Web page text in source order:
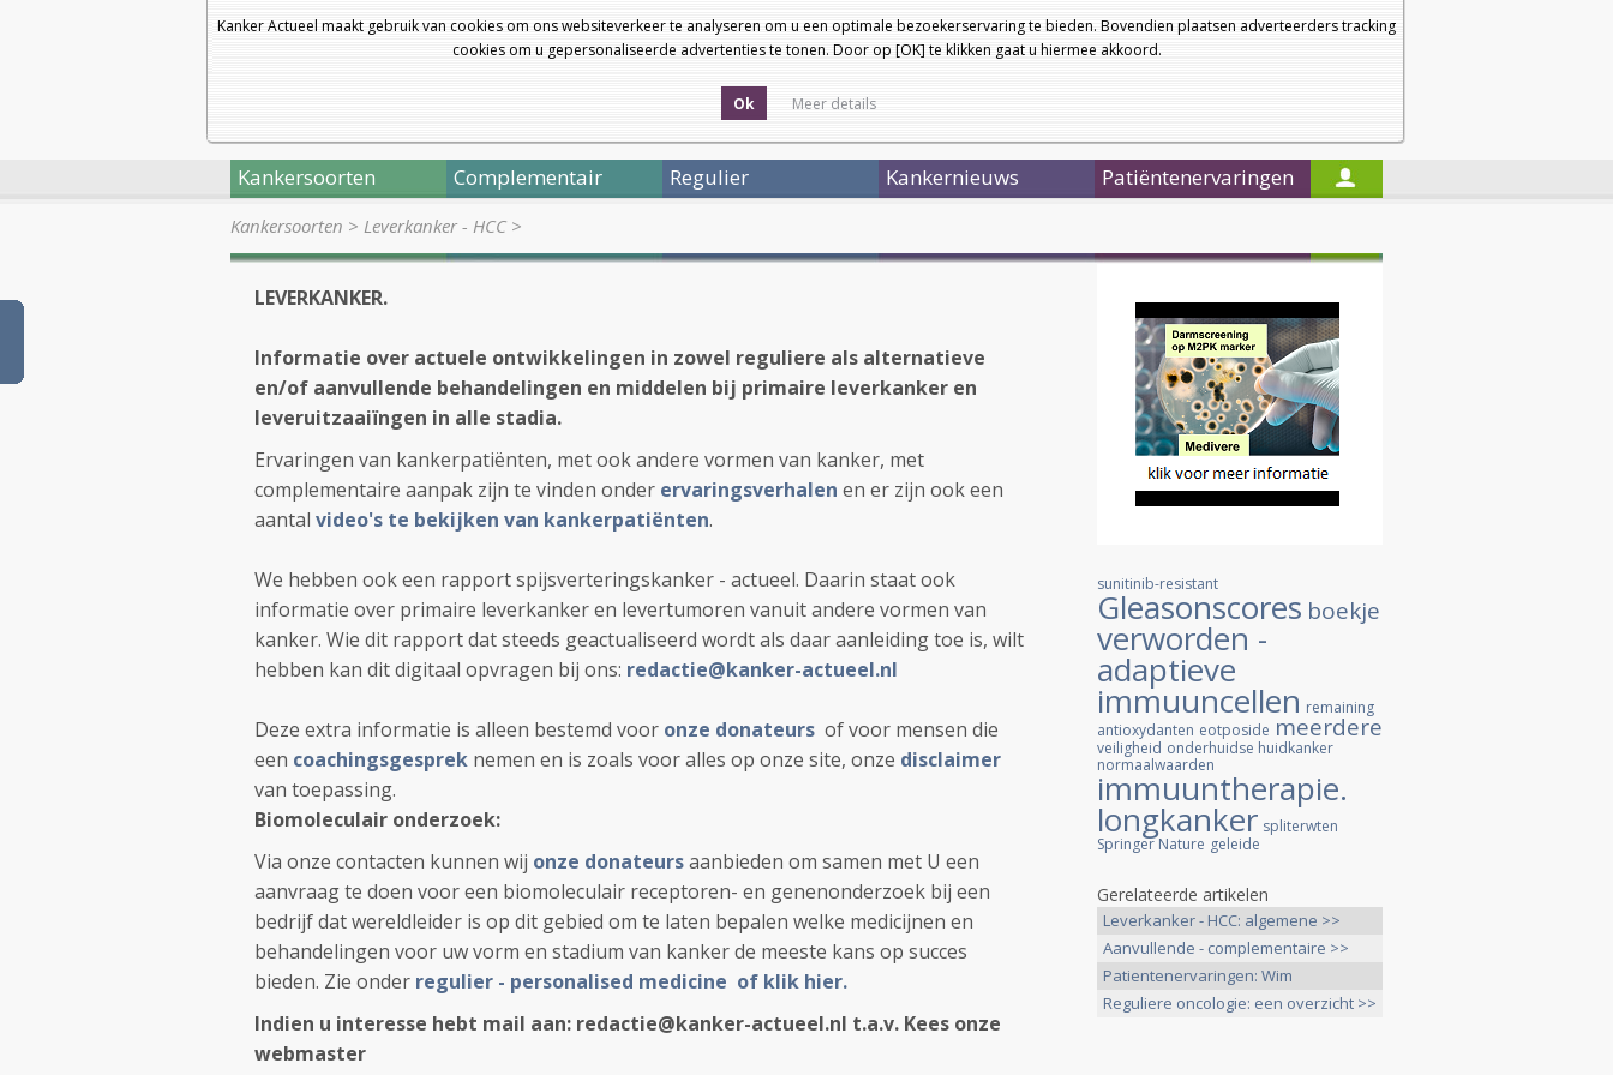
Kanker Actueel maakt gebruik van cookies om ons websiteverkeer te analyseren om u een optimale bezoekerservaring te bieden. Bovendien plaatsen adverteerders tracking
cookies om u gepersonaliseerde advertenties te tonen. Door op [OK] te klikken gaat u hiermee akkoord.
Ok Meer details
a
a
Nieuwsbrief
Startpagina
Kankersoorten Complementair Regulier Kankernieuws Patiëntenervaringen
Kankersoorten > Leverkanker - HCC >
LEVERKANKER.
Informatie over actuele ontwikkelingen in zowel reguliere als alternatieve
en/of aanvullende behandelingen en middelen bij primaire leverkanker en
leveruitzaaiïngen in alle stadia.
Ervaringen van kankerpatiënten, met ook andere vormen van kanker, met
complementaire aanpak zijn te vinden onder ervaringsverhalen en er zijn ook een
aantal video's te bekijken van kankerpatiënten.
We hebben ook een rapport spijsverteringskanker - actueel. Daarin staat ook
informatie over primaire leverkanker en levertumoren vanuit andere vormen van
kanker. Wie dit rapport dat steeds geactualiseerd wordt als daar aanleiding toe is, wilt
hebben kan dit digitaal opvragen bij ons: redactie@kanker-actueel.nl
Deze extra informatie is alleen bestemd voor onze donateurs of voor mensen die
een coachingsgesprek nemen en is zoals voor alles op onze site, onze disclaimer
van toepassing.
Biomoleculair onderzoek:
Via onze contacten kunnen wij onze donateursaanbieden om samen met U een
aanvraag te doen voor een biomoleculair receptoren- en genenonderzoek bij een
bedrijf dat wereldleider is op dit gebied om te laten bepalen welke medicijnen en
behandelingen voor uw vorm en stadium van kanker de meeste kans op succes
bieden. Zie onder regulier - personalised medicine of klik hier.
Indien u interesse hebt mail aan: redactie@kanker-actueel.nl t.a.v. Kees onze
webmaster
sunitinib-resistant
Gleasonscores boekje
verworden -
adaptieve
immuuncellen remaining
antioxydanten eotposide meerdere
veiligheid onderhuidse huidkanker
normaalwaarden
immuuntherapie.
longkanker spliterwten
Springer Nature geleide
Gerelateerde artikelen
Leverkanker - HCC: algemene >>
Aanvullende - complementaire >>
Patientenervaringen: Wim
Kloosterboer >>
Reguliere oncologie: een overzicht >>